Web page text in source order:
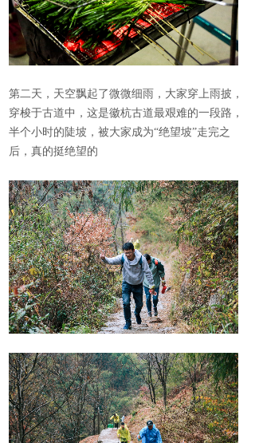
第二天，天空飘起了微微细雨，大家穿上雨披，
穿梭于古道中，这是徽杭古道最艰难的一段路，
半个小时的陡坡，被大家成为“绝望坡”走完之
后，真的挺绝望的